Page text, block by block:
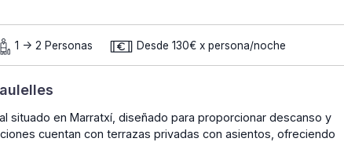
1 -> 2 Personas Desde 130€ x persona/noche
situado en Marratxí, diseñado para proporcionar descanso y
cuentan con terrazas privadas con asientos, ofreciendo